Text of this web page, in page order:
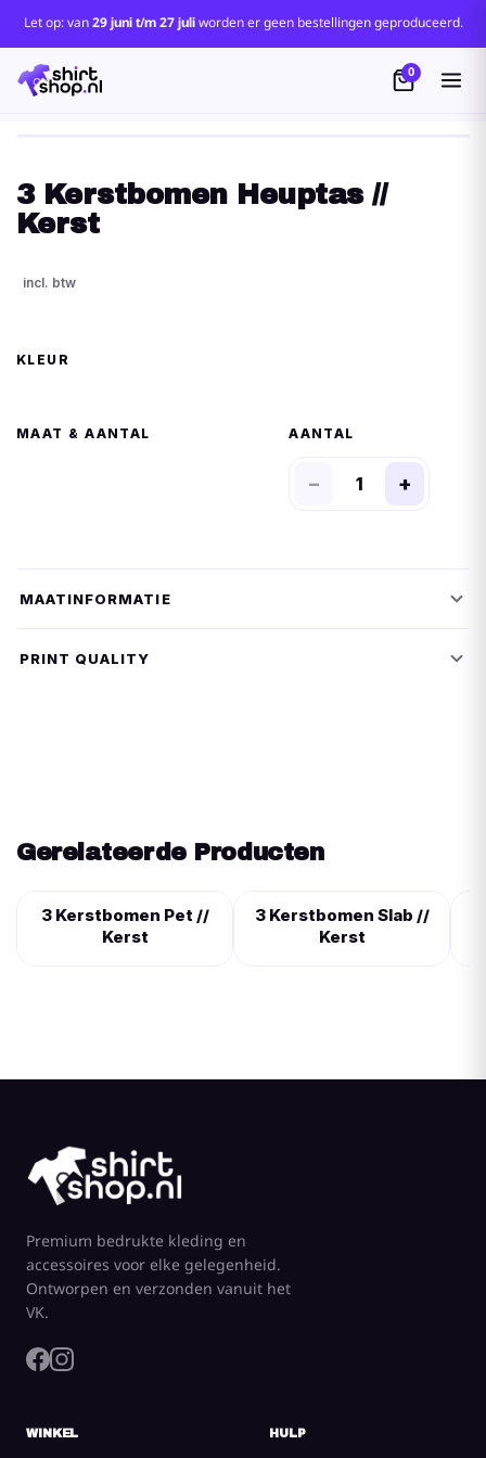
Let op: van29 juni t/m 27 juliworden er geen bestellingen geproduceerd.
0
3 Kerstbomen Heuptas //
Kerst
MAAT
− +
MAATINFORMATIE
PRINT QUALITY
Gerelateerde Producten
3 Kerstbomen Pet //
Kerst
3 Kerstbomen Slab //
Kerst
Premium bedrukte kleding en
accessoires voor elke gelegenheid.
Ontworpen en verzonden vanuit het
VK.
WINKEL HULP